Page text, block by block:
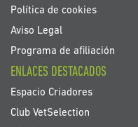
Política de cookies
Aviso Legal
Programa de afiliación
ENLACES DESTACADOS
Espacio Criadores
Club VetSelection